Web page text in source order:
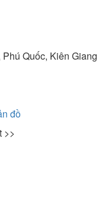
Quốc, Kiên Giang
đồ
>>